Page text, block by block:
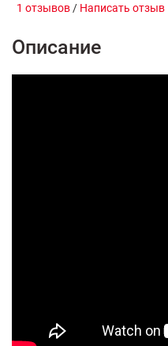
1 отзывов / Написать отзыв
Описание